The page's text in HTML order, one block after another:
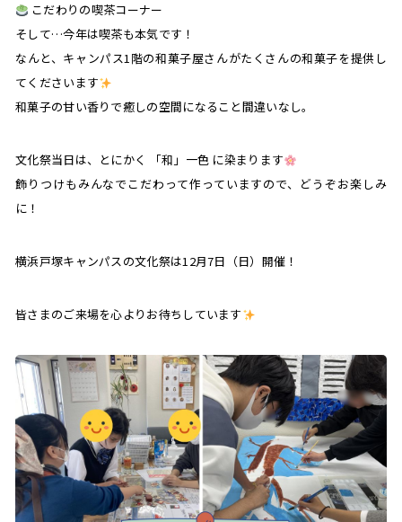
こだわりの喫茶コーナー
そして…今年は喫茶も本気です！
なんと、キャンパス1階の和菓子屋さんがたくさんの和菓子を提供し
てくださいます
和菓子の甘い香りで癒しの空間になること間違いなし。
文化祭当日は、とにかく 「和」一色 に染まります
飾りつけもみんなでこだわって作っていますので、どうぞお楽しみ
に！
横浜戸塚キャンパスの文化祭は12月7日（日）開催！
皆さまのご来場を心よりお待ちしています